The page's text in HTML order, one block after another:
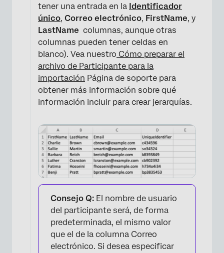
×
tener una entrada en la Identificador
único, Correo electrónico, FirstName, y
LastName columnas, aunque otras
columnas pueden tener celdas en
blanco). Vea nuestro Cómo preparar el
archivo de Participante para la
importación Página de soporte para
obtener más información sobre qué
información incluir para crear jerarquías.
Consejo Q: El nombre de usuario
del participante será, de forma
predeterminada, el mismo valor
que el de la columna Correo
electrónico. Si desea especificar